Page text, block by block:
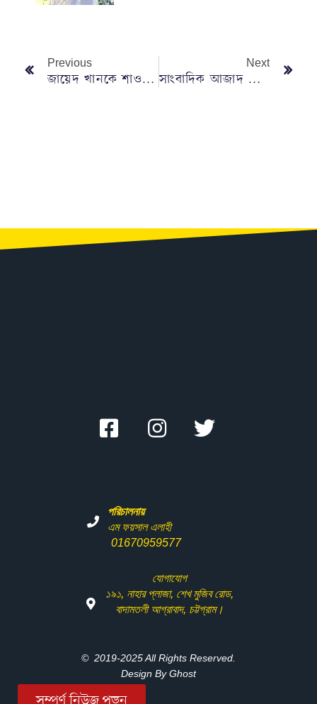
Previous
জায়েদ খানকে শাওন: সরলতাই তোমার সম্পদ
Next
সাংবাদিক আজাদ তালুকদারের মৃত্যুতে আ জ ম নাছির উদ্দীনের শোক
পরিচালনায়
এম ফয়সাল এলাহী
01670959577
যোগাযোগ
১৯১, নাহার প্লাজা, শেখ মুজিব রোড,
বাদামতলী আগ্রাবাদ, চট্টগ্রাম।
© 2019-2025 All Rights Reserved.
Design By Ghost